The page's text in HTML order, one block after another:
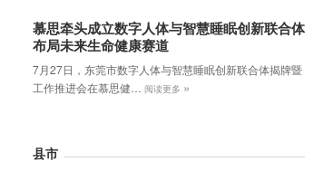
慕思牵头成立数字人体与智慧睡眠创新联合体
布局未来生命健康赛道
7月27日，东莞市数字人体与智慧睡眠创新联合体揭牌暨
工作推进会在慕思健…
阅读更多 »
县市